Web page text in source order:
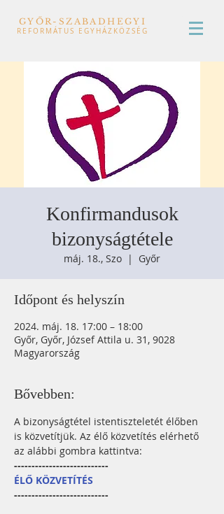
GYŐR-SZABADHEGYI
REFORMÁTUS EGYHÁZKÖZSÉG
Konfirmandusok
bizonyságtétele
máj. 18., Szo
  |
Győr
Időpont és helyszín
2024. máj. 18. 17:00 – 18:00
Győr, Győr, József Attila u. 31, 9028
Magyarország
Bővebben:
A bizonyságtétel istentiszteletét élőben
is közvetítjük. Az élő közvetítés elérhető
az alábbi gombra kattintva:
---------------------------
ÉLŐ KÖZVETÍTÉS
---------------------------